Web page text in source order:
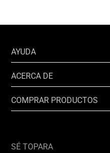
AYUDA
ACERCA DE
COMPRAR PRODUCTOS
SÉ TOPARA